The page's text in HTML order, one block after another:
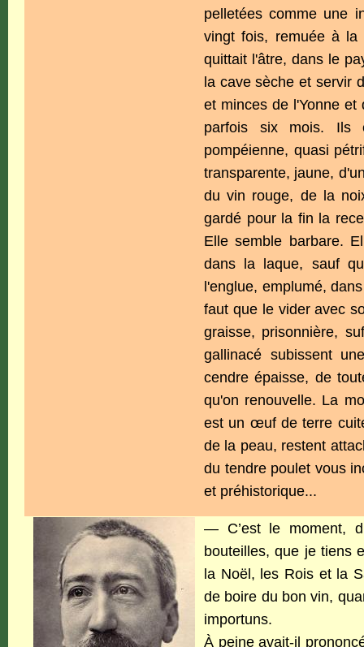
pelletées comme une
vingt fois, remuée à
quittait l'âtre, dans le
la cave sèche et servir
et minces de l'Yonne
parfois six mois. Ils
pompéienne, quasi
transparente, jaune,
du vin rouge, de la
gardé pour la fin la
Elle semble barbare.
dans la laque, sauf
l'englue, emplumé,
faut que le vider avec
graisse, prisonnière,
gallinacé subissent
cendre épaisse, de
qu'on renouvelle. La
est un œuf de terre
de la peau, restent
du tendre poulet vous
et préhistorique...
— C’est le moment,
bouteilles, que je tiens
la Noël, les Rois et la
de boire du bon vin,
importuns.
À peine avait-il